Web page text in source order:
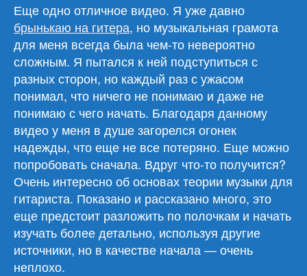
Еще одно отличное видео. Я уже давно
брынькаю на гитера, но музыкальная грамота
для меня всегда была чем-то невероятно
сложным. Я пытался к ней подступиться с
разных сторон, но каждый раз с ужасом
понимал, что ничего не понимаю и даже не
понимаю с чего начать. Благодаря данному
видео у меня в душе загорелся огонек
надежды, что еще не все потеряно. Еще можно
попробовать сначала. Вдруг что-то получится?
Очень интересно об основах теории музыки для
гитариста. Показано и рассказано много, это
еще предстоит разложить по полочкам и начать
изучать более детально, используя другие
источники, но в качестве начала — очень
неплохо.